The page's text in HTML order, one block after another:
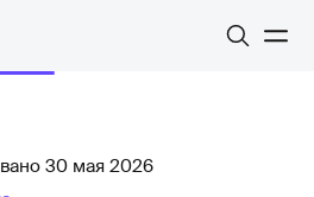
30 мая 2026